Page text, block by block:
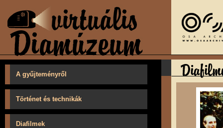
A gyűjteményről
Történet és technikák
Diafilmek